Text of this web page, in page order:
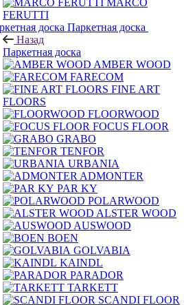
MARCO
FERUTTI
Паркетная доска
Назад
Паркетная доска
AMBER WOOD
FARECOM
FINE ART
FLOORS
FLOORWOOD
FOCUS FLOOR
GRABO
TENFOR
URBANIA
ADMONTER
PAR KY
POLARWOOD
ALSTER WOOD
AUSWOOD
BOEN
GOLVABIA
KAINDL
PARADOR
TARKETT
SCANDI FLOOR